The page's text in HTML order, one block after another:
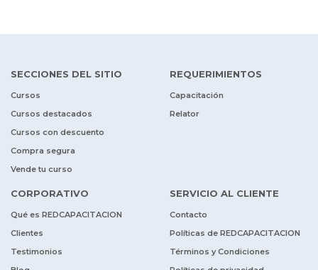
SECCIONES DEL SITIO
Cursos
Cursos destacados
Cursos con descuento
Compra segura
Vende tu curso
REQUERIMIENTOS
Capacitación
Relator
CORPORATIVO
Qué es REDCAPACITACION
Clientes
Testimonios
SERVICIO AL CLIENTE
Contacto
Políticas de REDCAPACITACION
Términos y Condiciones